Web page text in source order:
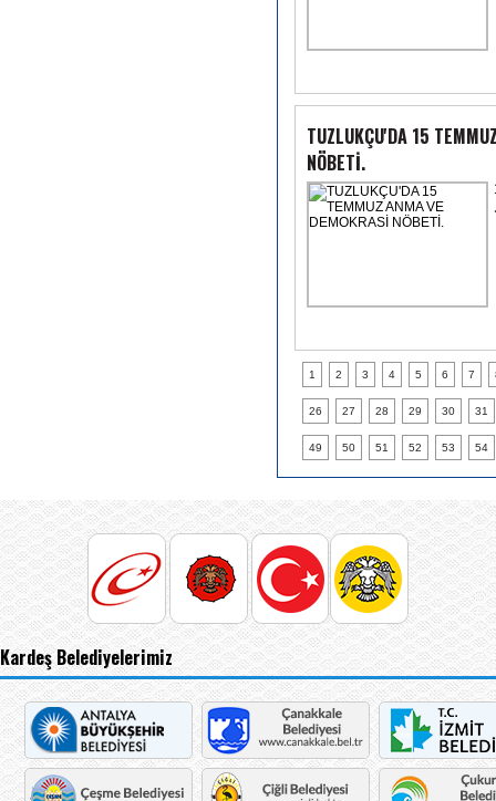
TUZLUKÇU'DA 15
NÖBETİ.
1 2 3 4 5 6 7
26 27 28 29 30 31
49 50 51 52 53 54
Kardeş Belediyelerimiz